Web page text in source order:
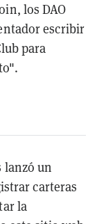
los DAO
escribir
para
lanzó un
carteras
la